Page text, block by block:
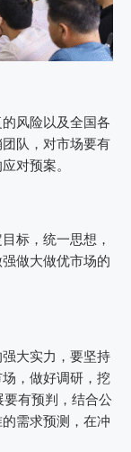
风险以及全国各
队，对市场要有
对预案。
标，统一思想，
做大做优市场的
大实力，要坚持
，做好调研，挖
有预判，结合公
需求预测，在冲